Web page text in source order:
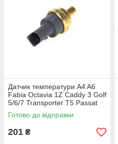
Датчик температури A4 A6
Fabia Octavia 1Z Caddy 3 Golf
5/6/7 Transporter T5 Passat
B6 (колір сірий)
Готово до відправки
201 ₴